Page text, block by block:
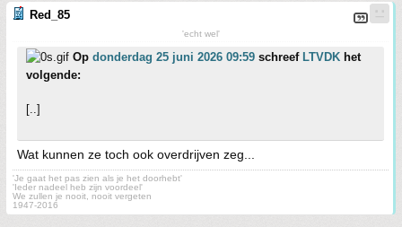
Red_85
'echt wel'
Op donderdag 25 juni 2026 09:59 schreef LTVDK het
volgende:
[..]
Wat kunnen ze toch ook overdrijven zeg...
'Je gaat het pas zien als je het doorhebt'
'Ieder nadeel heb zijn voordeel'
We zullen je nooit, nooit vergeten
1947-2016